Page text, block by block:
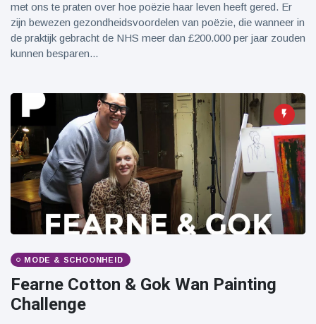
met ons te praten over hoe poëzie haar leven heeft gered. Er
zijn bewezen gezondheidsvoordelen van poëzie, die wanneer in
de praktijk gebracht de NHS meer dan £200.000 per jaar zouden
kunnen besparen...
MODE & SCHOONHEID
Fearne Cotton & Gok Wan Painting
Challenge